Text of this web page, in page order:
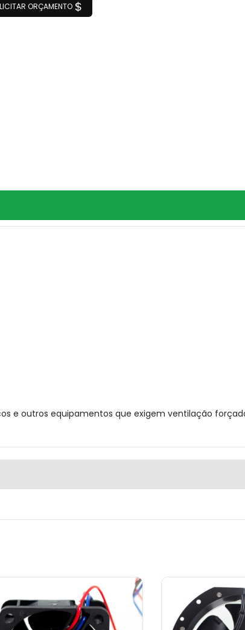
ORÇAMENTO
e outros equipamentos que exigem ventilação